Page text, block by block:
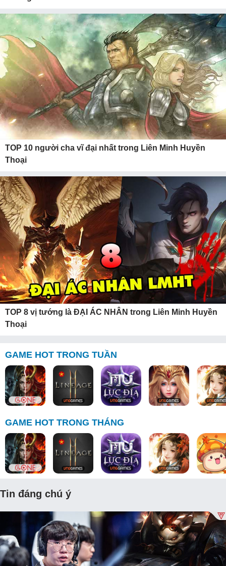
TOP 10 người cha vĩ đại nhất trong Liên Minh Huyền
Thoại
TOP 8 vị tướng là ĐẠI ÁC NHÂN trong Liên Minh Huyền
Thoại
GAME HOT TRONG TUẦN
GAME HOT TRONG THÁNG
Tin đáng chú ý